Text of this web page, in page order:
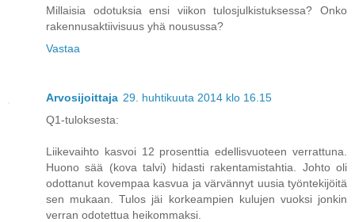
Millaisia odotuksia ensi viikon tulosjulkistuksessa? Onko
rakennusaktiivisuus yhä nousussa?
Vastaa
Arvosijoittaja 29. huhtikuuta 2014 klo 16.15
Q1-tuloksesta:
Liikevaihto kasvoi 12 prosenttia edellisvuoteen verrattuna.
Huono sää (kova talvi) hidasti rakentamistahtia. Johto oli
odottanut kovempaa kasvua ja värvännyt uusia työntekijöitä
sen mukaan. Tulos jäi korkeampien kulujen vuoksi jonkin
verran odotettua heikommaksi.